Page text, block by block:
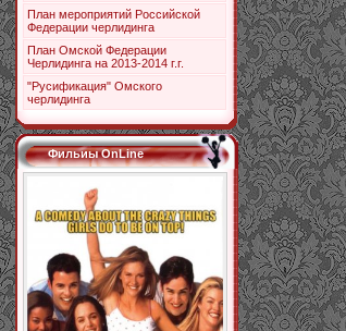
План мероприятий Российской
Федерации черлидинга
План Омской Федерации
Черлидинга на 2013-2014 г.г.
"Русификация" Омского
черлидинга
Фильиы OnLine